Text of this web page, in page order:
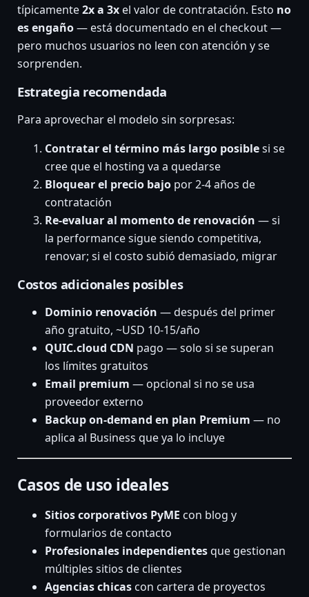
típicamente2x a 3x el valor de contratación. Esto no
es engaño— está documentado en el checkout —
pero muchos usuarios no leen con atención y se
sorprenden.
Estrategia recomendada
Para aprovechar el modelo sin sorpresas:
Contratar el término más largo posiblesi se
cree que el hosting va a quedarse
Bloquear el precio bajo por 2-4 años de
contratación
Re-evaluar al momento de renovación — si
la performance sigue siendo competitiva,
renovar; si el costo subió demasiado, migrar
Costos adicionales posibles
Dominio renovación — después del primer
año gratuito, ~USD 10-15/año
QUIC.cloud CDN pago — solo si se superan
los límites gratuitos
Email premium — opcional si no se usa
proveedor externo
Backup on-demand en plan Premium — no
aplica al Business que ya lo incluye
Casos de uso ideales
Sitios corporativos PyME con blog y
formularios de contacto
Profesionales independientesque gestionan
múltiples sitios de clientes
Agencias chicas con cartera de proyectos